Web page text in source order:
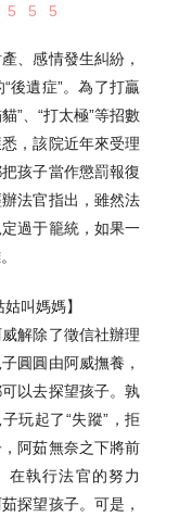
、感情發生糾紛，
後遺症”。為了打贏
”、“打太極”等招數
，該院近年來受理
孩子當作懲罰報復
法官指出，雖然法
過于籠統，如果一
叫媽媽】
解除了徵信社辦理
圓圓由阿威撫養，
以去探望孩子。孰
玩起了“失蹤”，拒
阿茹無奈之下將前
在執行法官的努力
探望孩子。可是，